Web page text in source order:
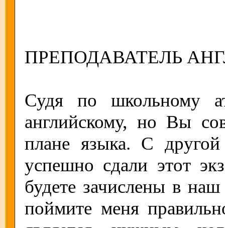
ПРЕПОДАВАТЕЛЬ
Судя по школьному
английскому, но Вы
плане языка. С
успешно сдали этот
будете зачислены в
поймите меня